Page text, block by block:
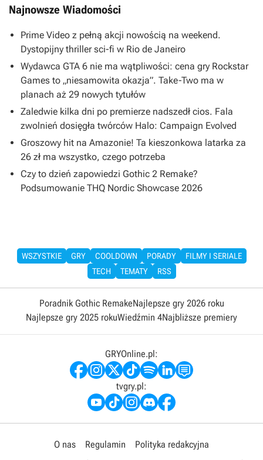
Najnowsze Wiadomości
Prime Video z pełną akcji nowością na weekend.
Dystopijny thriller sci-fi w Rio de Janeiro
Wydawca GTA 6 nie ma wątpliwości: cena gry Rockstar
Games to „niesamowita okazja”. Take-Two ma w
planach aż 29 nowych tytułów
Zaledwie kilka dni po premierze nadszedł cios. Fala
zwolnień dosięgła twórców Halo: Campaign Evolved
Groszowy hit na Amazonie! Ta kieszonkowa latarka za
26 zł ma wszystko, czego potrzeba
Czy to dzień zapowiedzi Gothic 2 Remake?
Podsumowanie THQ Nordic Showcase 2026
WSZYSTKIE GRY COOLDOWN PORADY
FILMY I SERIALE
TECH
TEMATY RSS
Poradnik Gothic RemakeNajlepsze gry 2026 roku
Najlepsze gry 2025 rokuWiedźmin 4Najbliższe premiery
GRYOnline.pl:
tvgry.pl:
O nas Regulamin
Polityka redakcyjna